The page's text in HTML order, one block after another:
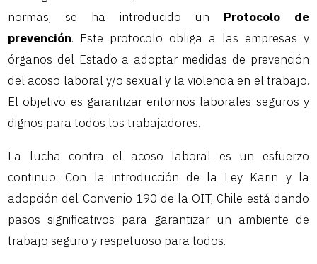
normas, se ha introducido un Protocolo de
prevención. Este protocolo obliga a las empresas y
órganos del Estado a adoptar medidas de prevención
del acoso laboral y/o sexual y la violencia en el trabajo.
El objetivo es garantizar entornos laborales seguros y
dignos para todos los trabajadores.
La lucha contra el acoso laboral es un esfuerzo
continuo. Con la introducción de la Ley Karin y la
adopción del Convenio 190 de la OIT, Chile está dando
pasos significativos para garantizar un ambiente de
trabajo seguro y respetuoso para todos.